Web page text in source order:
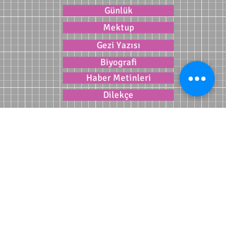
Günlük
Mektup
Gezi Yazısı
Biyografi
Haber Metinleri
Dilekçe